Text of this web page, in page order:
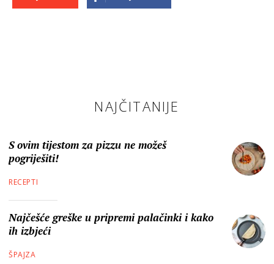
NAJČITANIJE
S ovim tijestom za pizzu ne možeš
pogriješiti!
RECEPTI
Najčešće greške u pripremi palačinki i kako
ih izbjeći
ŠPAJZA